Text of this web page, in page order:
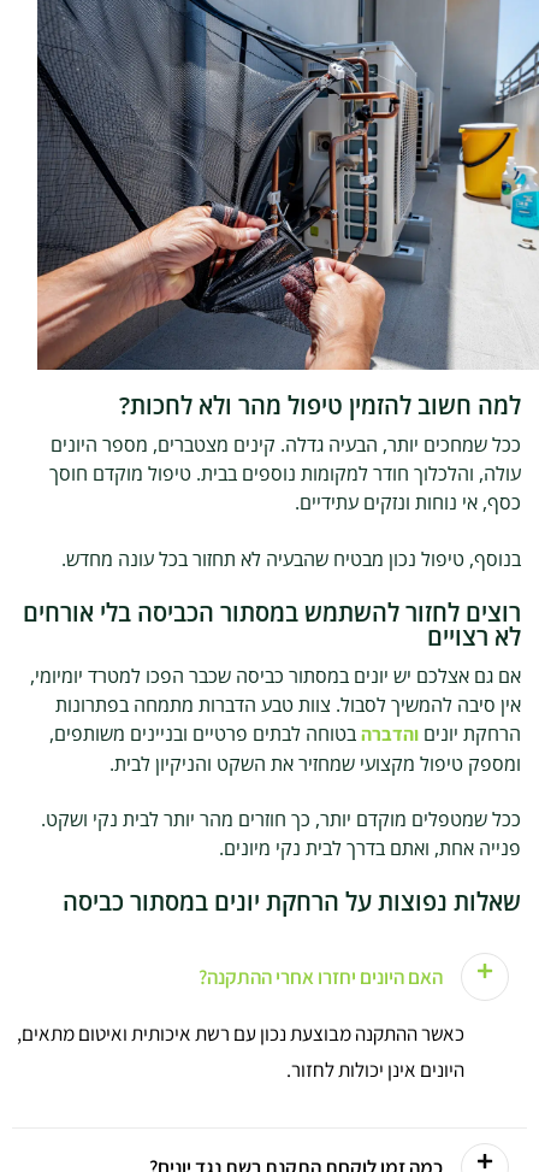
למה חשוב להזמין טיפול מהר ולא לחכות?
ככל שמחכים יותר, הבעיה גדלה. קינים מצטברים, מספר היונים
עולה, והלכלוך חודר למקומות נוספים בבית. טיפול מוקדם חוסך
כסף, אי נוחות ונזקים עתידיים.
בנוסף, טיפול נכון מבטיח שהבעיה לא תחזור בכל עונה מחדש.
רוצים לחזור להשתמש במסתור הכביסה בלי אורחים
לא רצויים
אם גם אצלכם יש יונים במסתור כביסה שכבר הפכו למטרד יומיומי,
אין סיבה להמשיך לסבול. צוות טבע הדברות מתמחה בפתרונות
הרחקת יונים והדברהבטוחה לבתים פרטיים ובניינים משותפים,
ומספק טיפול מקצועי שמחזיר את השקט והניקיון לבית.
ככל שמטפלים מוקדם יותר, כך חוזרים מהר יותר לבית נקי ושקט.
פנייה אחת, ואתם בדרך לבית נקי מיונים.
שאלות נפוצות על הרחקת יונים במסתור כביסה
האם היונים יחזרו אחרי ההתקנה?
כאשר ההתקנה מבוצעת נכון עם רשת איכותית ואיטום מתאים,
היונים אינן יכולות לחזור.